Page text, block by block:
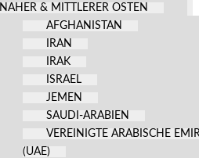
NAHER & MITTLERER OSTEN
AFGHANISTAN
IRAN
IRAK
ISRAEL
JEMEN
SAUDI-ARABIEN
VEREINIGTE ARABISCHE
(UAE)